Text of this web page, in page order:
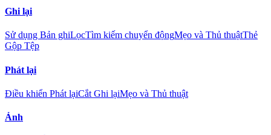
Ghi lại
Sử dụng Bản ghiLọcTìm kiếm chuyển độngMẹo và Thủ thuậtThẻ
Gộp Tệp
Phát lại
Điều khiển Phát lạiCắt Ghi lạiMẹo và Thủ thuật
Ảnh